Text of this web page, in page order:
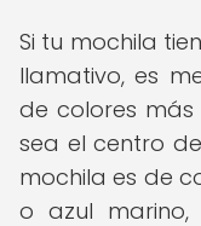
Si tu mochila
llamativo, es
de colores
sea el centro
mochila es de
o azul